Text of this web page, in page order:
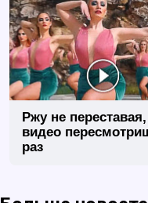
Ржу не
видео
раз